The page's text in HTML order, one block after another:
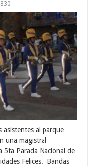
830
asistentes al parque
una magistral
5ta Parada Nacional de
Felices. Bandas